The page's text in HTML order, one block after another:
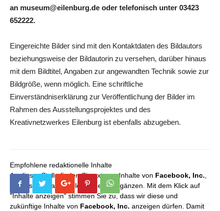
an museum@eilenburg.de oder telefonisch unter 03423
652222.
Eingereichte Bilder sind mit den Kontaktdaten des Bildautors
beziehungsweise der Bildautorin zu versehen, darüber hinaus
mit dem Bildtitel, Angaben zur angewandten Technik sowie zur
Bildgröße, wenn möglich. Eine schriftliche
Einverständniserklärung zur Veröffentlichung der Bilder im
Rahmen des Ausstellungsprojektes und des
Kreativnetzwerkes Eilenburg ist ebenfalls abzugeben.
Empfohlene redaktionelle Inhalte
An dieser Stelle finden Sie externe Inhalte von Facebook, Inc.,
die unser redaktionelles Angebot ergänzen. Mit dem Klick auf
"Inhalte anzeigen" stimmen Sie zu, dass wir diese und
zukünftige Inhalte von Facebook, Inc. anzeigen dürfen. Damit